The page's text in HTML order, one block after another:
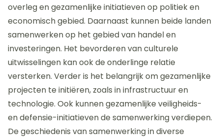
overleg en gezamenlijke initiatieven op politiek en
economisch gebied. Daarnaast kunnen beide landen
samenwerken op het gebied van handel en
investeringen. Het bevorderen van culturele
uitwisselingen kan ook de onderlinge relatie
versterken. Verder is het belangrijk om gezamenlijke
projecten te initiëren, zoals in infrastructuur en
technologie. Ook kunnen gezamenlijke veiligheids-
en defensie-initiatieven de samenwerking verdiepen.
De geschiedenis van samenwerking in diverse